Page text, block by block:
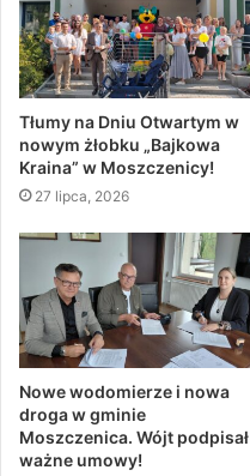
Tłumy na Dniu Otwartym w
nowym żłobku „Bajkowa
Kraina” w Moszczenicy!
27 lipca, 2026
Nowe wodomierze i nowa
droga w gminie
Moszczenica. Wójt podpisał
ważne umowy!